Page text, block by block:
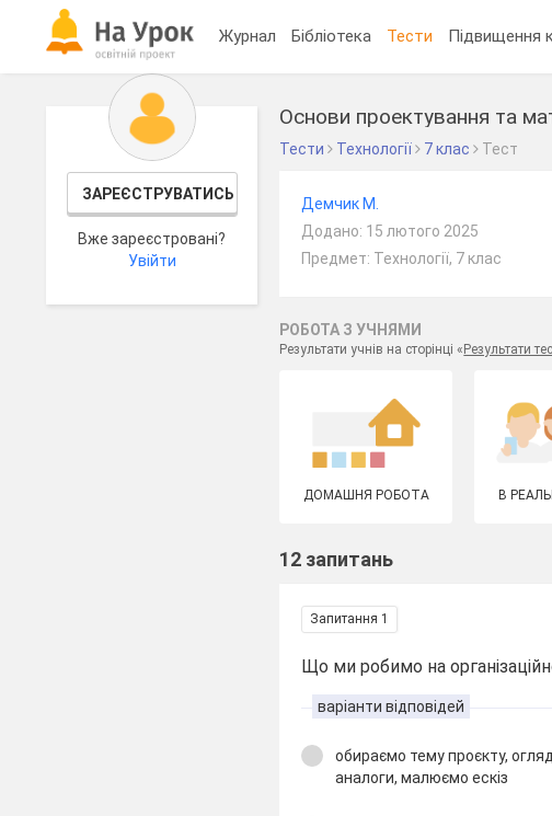
Журнал Бібліотека Тести Підвищення
ЗАРЕЄСТРУВАТИСЬ
Вже зареєстровані?
Увійти
Основи проектування та
Тести Технології 7 клас Тест
Демчик М.
Додано: 15 лютого 2025
Предмет: Технології, 7 клас
РОБОТА З УЧНЯМИ
Результати учнів на сторінці « Результати
ДОМАШНЯ РОБОТА В
12 запитань
Запитання 1
Що ми робимо на
варіанти відповідей
обираємо тему проєкту,
аналоги, малюємо ескіз